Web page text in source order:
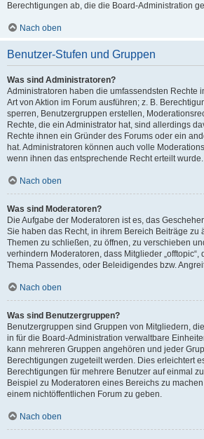
Berechtigungen ab, die die Board-Administration
Nach oben
Benutzer-Stufen und Gruppen
Was sind Administratoren?
Administratoren haben die umfassendsten Rechte
Art von Aktion im Forum ausführen; z. B.
sperren, Benutzergruppen erstellen,
Rechte, die ein Administrator hat, sind allerdings
Rechte ihnen ein Gründer des Forums oder ein
hat. Administratoren können auch volle
wenn ihnen das entsprechende Recht erteilt wurde.
Nach oben
Was sind Moderatoren?
Die Aufgabe der Moderatoren ist es, das
Sie haben das Recht, in ihrem Bereich Beiträge zu
Themen zu schließen, zu öffnen, zu verschieben
verhindern Moderatoren, dass Mitglieder „offtopic“,
Thema Passendes, oder Beleidigendes bzw.
Nach oben
Was sind Benutzergruppen?
Benutzergruppen sind Gruppen von Mitgliedern,
in für die Board-Administration verwaltbare
kann mehreren Gruppen angehören und jeder
Berechtigungen zugeteilt werden. Dies erleichtert
Berechtigungen für mehrere Benutzer auf einmal
Beispiel zu Moderatoren eines Bereichs zu
einem nichtöffentlichen Forum zu geben.
Nach oben